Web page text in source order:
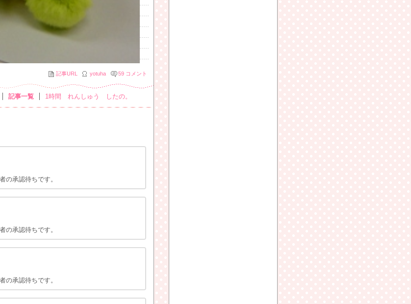
記事URL yotuha 59 コメント
記事一覧 1時間 れんしゅう したの。
の承認待ちです。
の承認待ちです。
の承認待ちです。